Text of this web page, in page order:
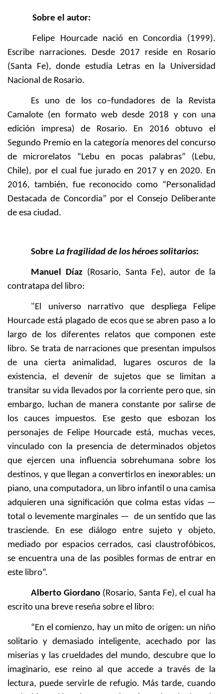
Sobre el autor:
Felipe Hourcade nació en Concordia (1999).
Escribe narraciones. Desde 2017 reside en Rosario
(Santa Fe), donde estudia Letras en la Universidad
Nacional de Rosario.
Es uno de los co–fundadores de la Revista
Camalote (en formato web desde 2018 y con una
edición impresa) de Rosario. En 2016 obtuvo el
Segundo Premio en la categoría menores del concurso
de microrelatos “Lebu en pocas palabras” (Lebu,
Chile), por el cual fue jurado en 2017 y en 2020. En
2016, también, fue reconocido como “Personalidad
Destacada de Concordia” por el Consejo Deliberante
de esa ciudad.
SobreLa fragilidad de los héroes solitarios:
Manuel Díaz (Rosario, Santa Fe), autor de la
contratapa del libro:
"El universo narrativo que despliega Felipe
Hourcade está plagado de ecos que se abren paso a lo
largo de los diferentes relatos que componen este
libro. Se trata de narraciones que presentan impulsos
de una cierta animalidad, lugares oscuros de la
existencia, el devenir de sujetos que se limitan a
transitar su vida llevados por la corriente pero que, sin
embargo, luchan de manera constante por salirse de
los cauces impuestos. Ese gesto que esbozan los
personajes de Felipe Hourcade está, muchas veces,
vinculado con la presencia de determinados objetos
que ejercen una influencia sobrehumana sobre los
destinos, y que llegan a convertirlos en inexorables: un
piano, una computadora, un libro infantil o una camisa
adquieren una significación que colma estas vidas —
total o levemente marginales — de un sentido que las
trasciende. En ese diálogo entre sujeto y objeto,
mediado por espacios cerrados, casi claustrofóbicos,
se encuentra una de las posibles formas de entrar en
este libro”.
Alberto Giordano (Rosario, Santa Fe), el cual ha
escrito una breve reseña sobre el libro:
“En el comienzo, hay un mito de origen: un niño
solitario y demasiado inteligente, acechado por las
miserias y las crueldades del mundo, descubre que lo
imaginario, ese reino al que accede a través de la
lectura, puede servirle de refugio. Más tarde, cuando